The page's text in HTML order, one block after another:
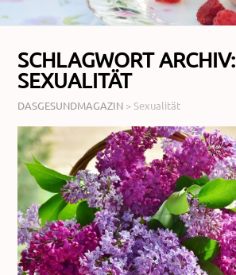
SCHLAGWORT ARCHIV:
SEXUALITÄT
DASGESUNDMAGAZIN > Sexualität